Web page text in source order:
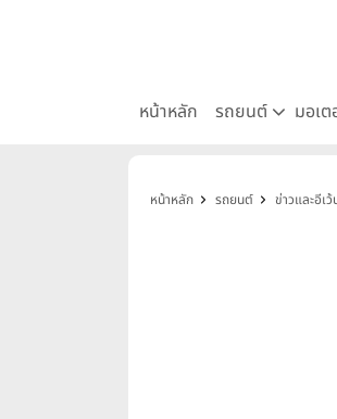
หน้าหลัก รถยนต์ มอเต
หน้าหลัก รถยนต์ ข่าวและอีเ